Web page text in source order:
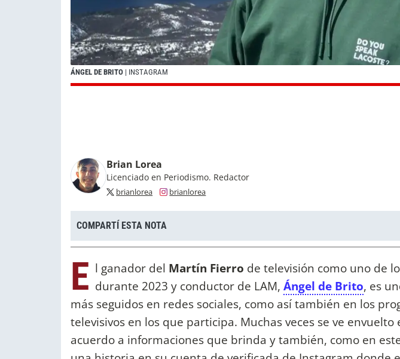
ÁNGEL DE BRITO | INSTAGRAM
Brian Lorea
Licenciado en Periodismo. Redactor
brianlorea brianlorea
COMPARTÍ ESTA NOTA
E l ganador del Martín Fierro de televisión como uno de
durante 2023 y conductor de LAM, Ángel de Brito, es
más seguidos en redes sociales, como así también en los
televisivos en los que participa. Muchas veces se ve envuelto
acuerdo a informaciones que brinda y también, como en